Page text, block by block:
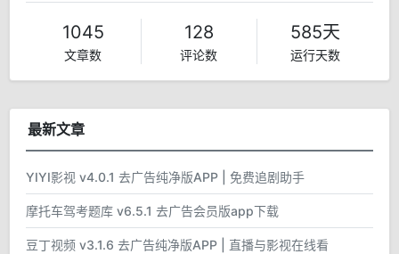
1045
文章数
128
评论数
585天
运行天数
最新文章
YIYI影视 v4.0.1 去广告纯净版APP | 免费追剧助手
摩托车驾考题库 v6.5.1 去广告会员版app下载
豆丁视频 v3.1.6 去广告纯净版APP | 直播与影视在线看